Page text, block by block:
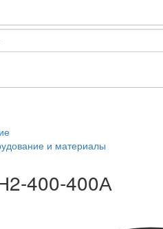
и материалы
400-400А